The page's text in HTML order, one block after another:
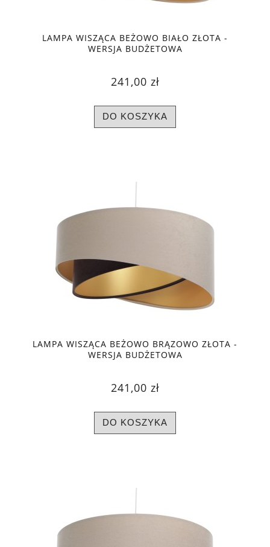
LAMPA WISZĄCA BEŻOWO BIAŁO ZŁOTA -
WERSJA BUDŻETOWA
241,00 zł
DO KOSZYKA
LAMPA WISZĄCA BEŻOWO BRĄZOWO ZŁOTA -
WERSJA BUDŻETOWA
241,00 zł
DO KOSZYKA